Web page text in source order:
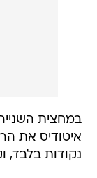
במחצית
נקודות בלבד, וקלעו 58 בדרך